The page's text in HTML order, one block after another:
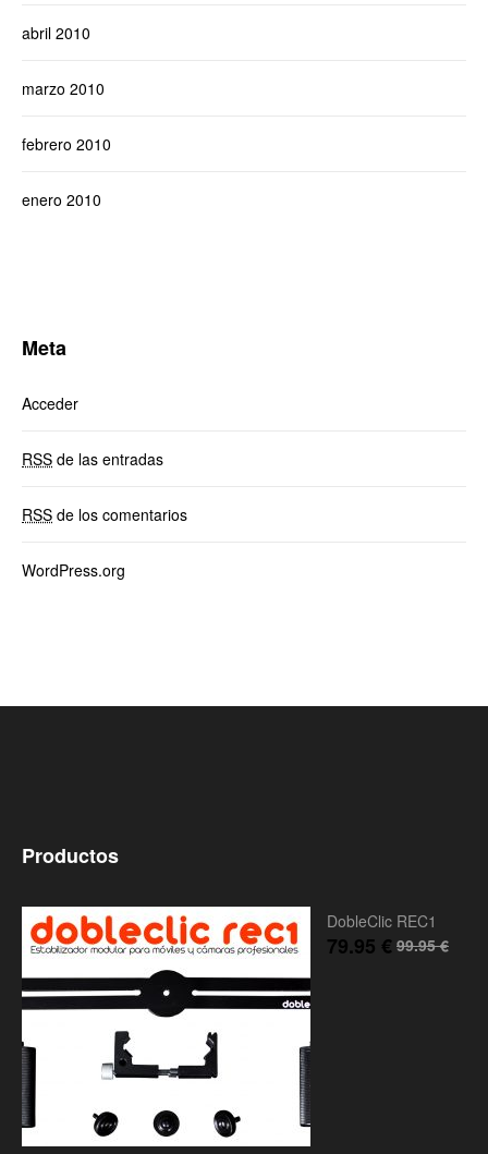
abril 2010
marzo 2010
febrero 2010
enero 2010
Meta
Acceder
RSS de las entradas
RSS de los comentarios
WordPress.org
Productos
DobleClic REC1
99.95€
79.95 €